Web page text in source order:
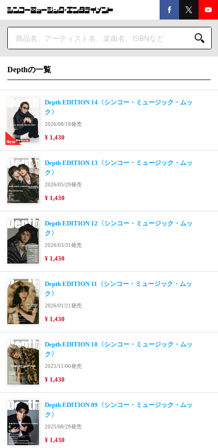
Depthの一覧
Depth EDITION 14〈シンコー・ミュージック・ムッ
ク〉
2026/08/18発売
¥ 1,430
Depth EDITION 13〈シンコー・ミュージック・ムッ
ク〉
2026/05/29発売
¥ 1,430
Depth EDITION 12〈シンコー・ミュージック・ムッ
ク〉
2026/03/31発売
¥ 1,430
Depth EDITION 11〈シンコー・ミュージック・ムッ
ク〉
2026/01/21発売
¥ 1,430
Depth EDITION 10〈シンコー・ミュージック・ムッ
ク〉
2025/11/06発売
¥ 1,430
Depth EDITION 09〈シンコー・ミュージック・ムッ
ク〉
2025/08/29発売
¥ 1,430